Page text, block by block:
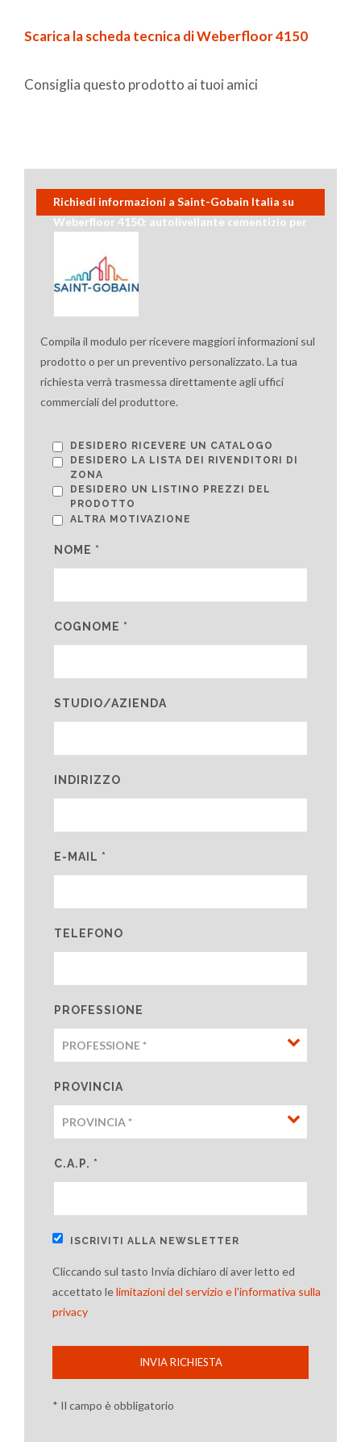
Scarica la scheda tecnica di Weberfloor 4150
Consiglia questo prodotto ai tuoi amici
Richiedi informazioni a Saint-Gobain Italia su
Weberfloor 4150: autolivellante cementizio per
Compila il modulo per ricevere maggiori informazioni sul
prodotto o per un preventivo personalizzato. La tua
richiesta verrà trasmessa direttamente agli uffici
commerciali del produttore.
DESIDERO RICEVERE UN CATALOGO
DESIDERO LA LISTA DEI RIVENDITORI DI
ZONA
DESIDERO UN LISTINO PREZZI DEL
PRODOTTO
ALTRA MOTIVAZIONE
NOME *
COGNOME *
STUDIO/AZIENDA
INDIRIZZO
E-MAIL *
TELEFONO
PROFESSIONE
PROVINCIA
C.A.P. *
ISCRIVITI ALLA NEWSLETTER
Cliccando sul tasto Invia dichiaro di aver letto ed
accettato lelimitazioni del servizio e l'informativa sulla
privacy
INVIA RICHIESTA
* Il campo è obbligatorio